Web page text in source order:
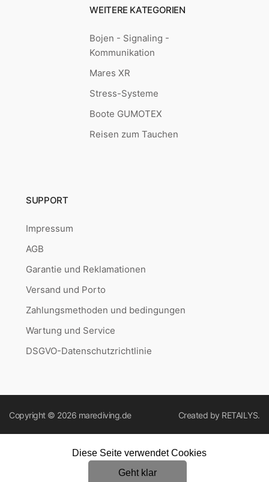
WEITERE KATEGORIEN
Bojen - Signaling -
Kommunikation
Mares XR
Stress-Systeme
Boote GUMOTEX
Reisen zum Tauchen
SUPPORT
Impressum
AGB
Garantie und Reklamationen
Versand und Porto
Zahlungsmethoden und bedingungen
Wartung und Service
DSGVO-Datenschutzrichtlinie
Copyright © 2026 marediving.de Created by RETAILYS.
Diese Seite verwendet Cookies
Geht klar